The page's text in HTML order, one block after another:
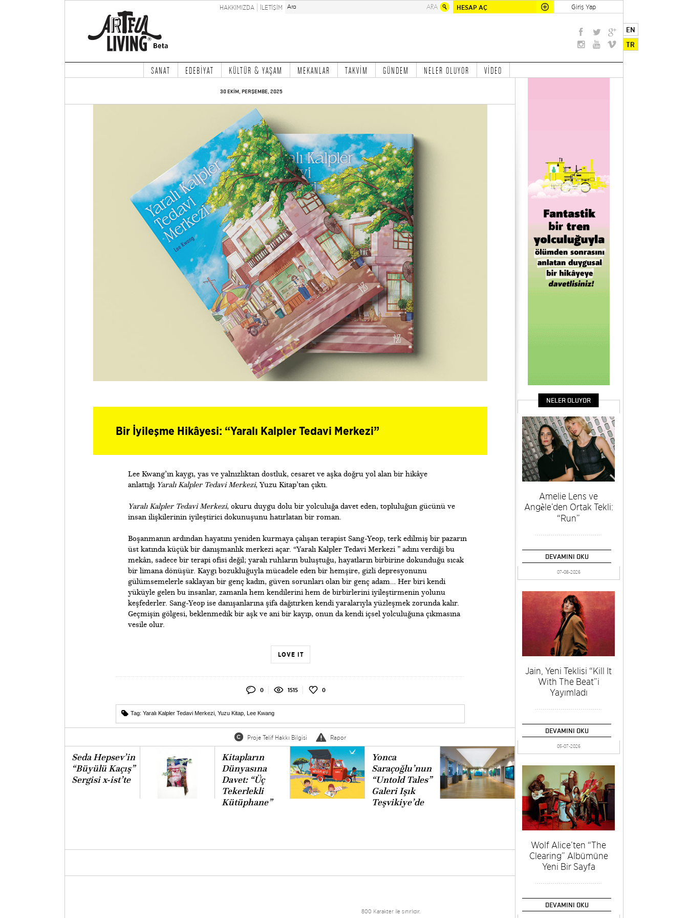
HESAP AÇ Giriş Yap
HAKKIMIZDA İLETİŞİM
EN
TR
SANAT EDEBİYAT KÜLTÜR & YAŞAM MEKANLAR TAKVİM GÜNDEM NELER OLUYOR VİDEO
30 EKİM, PERŞEMBE, 2025
Bir İyileşme Hikâyesi: “Yaralı Kalpler Tedavi Merkezi”
Lee Kwang’ın kaygı, yas ve yalnızlıktan dostluk, cesaret ve aşka doğru yol alan bir hikâye
anlattığı Yaralı Kalpler Tedavi Merkezi, Yuzu Kitap’tan çıktı.
Yaralı Kalpler Tedavi Merkezi, okuru duygu dolu bir yolculuğa davet eden, topluluğun gücünü ve
insan ilişkilerinin iyileştirici dokunuşunu hatırlatan bir roman.
​Boşanmanın ardından hayatını yeniden kurmaya çalışan terapist Sang-Yeop, terk edilmiş bir pazarın
üst katında küçük bir danışmanlık merkezi açar. “Yaralı Kalpler Tedavi Merkezi ” adını verdiği bu
mekân, sadece bir terapi ofisi değil; yaralı ruhların buluştuğu, hayatların birbirine dokunduğu sıcak
bir limana dönüşür. Kaygı bozukluğuyla mücadele eden bir hemşire, gizli depresyonunu
gülümsemelerle saklayan bir genç kadın, güven sorunları olan bir genç adam… Her biri kendi
yüküyle gelen bu insanlar, zamanla hem kendilerini hem de birbirlerini iyileştirmenin yolunu
keşfederler. Sang-Yeop ise danışanlarına şifa dağıtırken kendi yaralarıyla yüzleşmek zorunda kalır.
Geçmişin gölgesi, beklenmedik bir aşk ve ani bir kayıp, onun da kendi içsel yolculuğuna çıkmasına
vesile olur.
LOVE IT
0 1515 0
Tag: Yaralı Kalpler Tedavi Merkezi Yuzu Kitap Lee Kwang
Proje Telif Hakkı Bilgisi Rapor
Seda Hepsev’in
“Büyülü Kaçış”
Sergisi x-ist’te
Kitapların
Dünyasına
Davet: “Üç
Tekerlekli
Kütüphane”
Yonca
Saraçoğlu’nun
“Untold Tales”
Galeri Işık
Teşvikiye’de
800 Karakter ile sınırlıdır.
NELER OLUYOR
Amelie Lens ve
Angèle’den Ortak Tekli:
“Run”
DEVAMINI OKU
07-08-2026
Jain, Yeni Teklisi “Kill It
With The Beat”i
Yayımladı
DEVAMINI OKU
05-07-2026
Wolf Alice’ten “The
Clearing” Albümüne
Yeni Bir Sayfa
DEVAMINI OKU